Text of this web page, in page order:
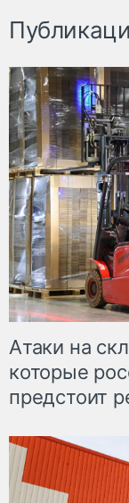
Атаки на
которые
предстоит